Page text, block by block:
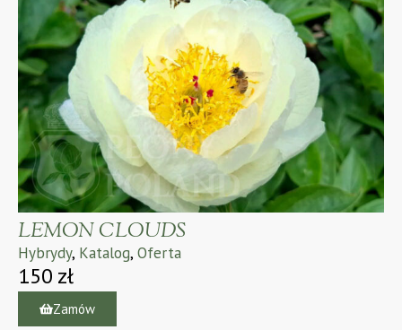
LEMON CLOUDS
Hybrydy, Katalog, Oferta
150 zł
Zamów